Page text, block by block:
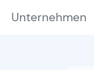
Unternehmen